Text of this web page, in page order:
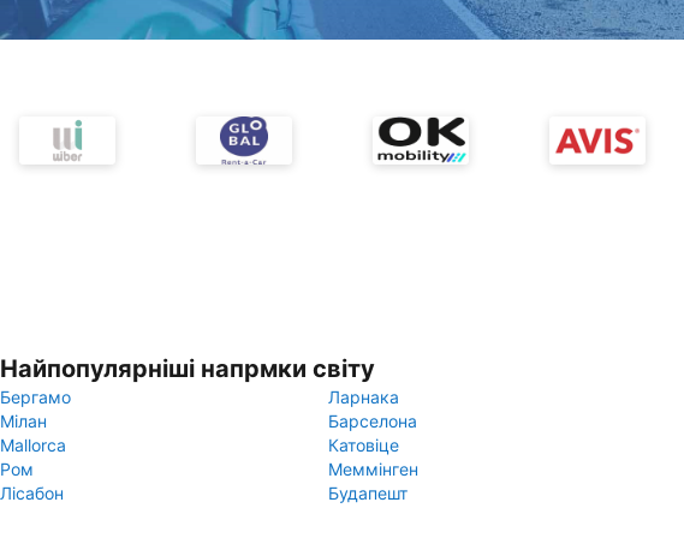
Найпопулярніші напрмки світу
Бергамо
Ларнака
Мілан
Барселона
Mallorca
Катовіце
Ром
Меммінген
Лісабон
Будапешт